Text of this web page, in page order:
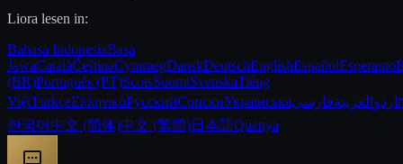
Liora lesen in:
Bahasa IndonesiaBasa
JawaCatalàČeštinaCymraegDanskDeutschEnglishEspañolEsperanto
(BR)Português (PT)ScotsSuomiSvenskaTiếng
ViệtTürkçeΕλληνικάРусскийСрпскиУкраїнська اردو العربيةفارسی
한국어中文 (简体)中文 (繁體)日本語Quenya